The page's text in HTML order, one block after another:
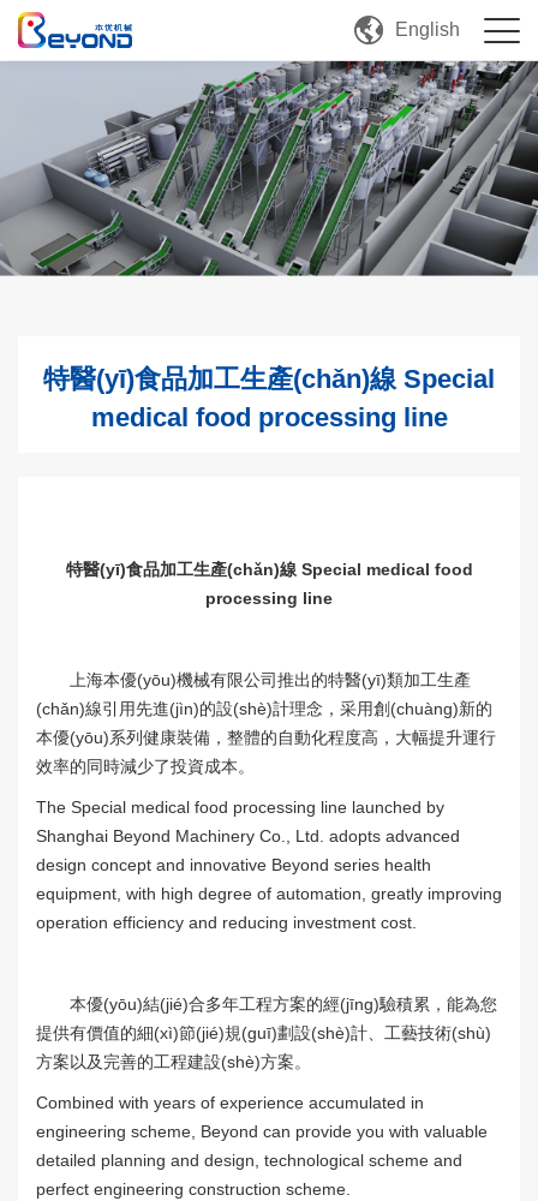
English
特醫(yī)食品加工生產(chǎn)線 Special
medical food processing line
特醫(yī)食品加工生產(chǎn)線 Special medical food
processing line
上海本優(yōu)機械有限公司推出的特醫(yī)類加工生產
(chǎn)線引用先進(jìn)的設(shè)計理念，采用創(chuàng)新的
本優(yōu)系列健康裝備，整體的自動化程度高，大幅提升運行
效率的同時減少了投資成本。
The Special medical food processing line launched by
Shanghai Beyond Machinery Co., Ltd. adopts advanced
design concept and innovative Beyond series health
equipment, with high degree of automation, greatly improving
operation efficiency and reducing investment cost.
本優(yōu)結(jié)合多年工程方案的經(jīng)驗積累，能為您
提供有價值的細(xì)節(jié)規(guī)劃設(shè)計、工藝技術(shù)
方案以及完善的工程建設(shè)方案。
Combined with years of experience accumulated in
engineering scheme, Beyond can provide you with valuable
detailed planning and design, technological scheme and
perfect engineering construction scheme.